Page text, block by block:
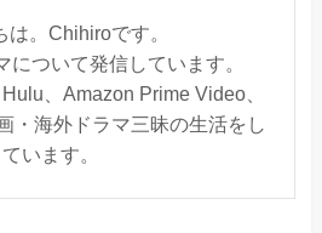
は。Chihiroです。
について発信しています。
、Amazon Prime Video、
・海外ドラマ三昧の生活をし
ています。